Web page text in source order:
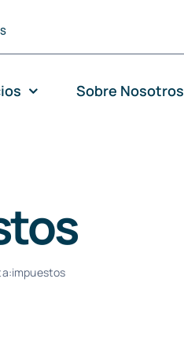
Sobre Nosotros
impuestos